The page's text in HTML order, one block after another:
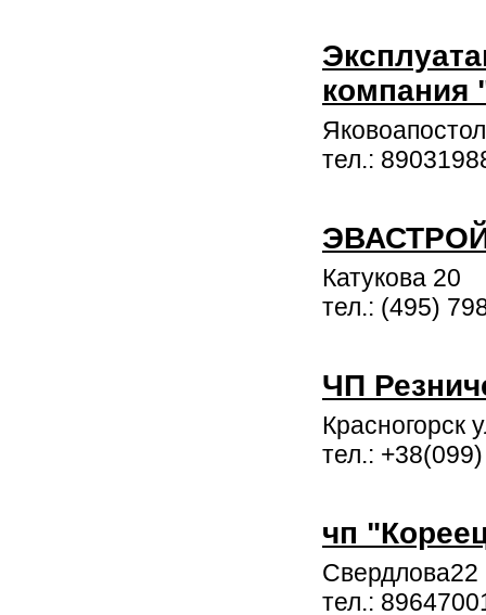
компания
тел.:
Катукова 20
тел.: (495)
ЧП
Красногорск
тел.:
чп
Свердлова22
тел.: